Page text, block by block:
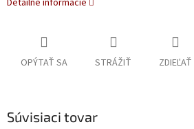
Detailné informácie
OPÝTAŤ SA STRÁŽIŤ ZDIEĽAŤ
Súvisiaci tovar